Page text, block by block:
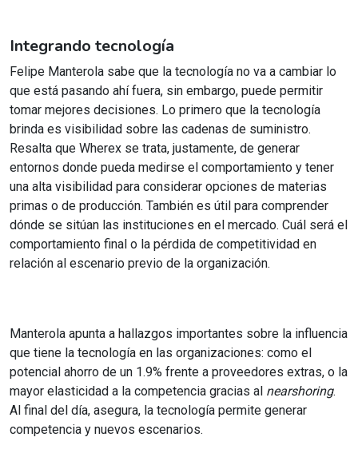
Integrando tecnología
Felipe Manterola sabe que la tecnología no va a cambiar lo
que está pasando ahí fuera, sin embargo, puede permitir
tomar mejores decisiones. Lo primero que la tecnología
brinda es visibilidad sobre las cadenas de suministro.
Resalta que Wherex se trata, justamente, de generar
entornos donde pueda medirse el comportamiento y tener
una alta visibilidad para considerar opciones de materias
primas o de producción. También es útil para comprender
dónde se sitúan las instituciones en el mercado. Cuál será el
comportamiento final o la pérdida de competitividad en
relación al escenario previo de la organización.
Manterola apunta a hallazgos importantes sobre la influencia
que tiene la tecnología en las organizaciones: como el
potencial ahorro de un 1.9% frente a proveedores extras, o la
mayor elasticidad a la competencia gracias al nearshoring.
Al final del día, asegura, la tecnología permite generar
competencia y nuevos escenarios.